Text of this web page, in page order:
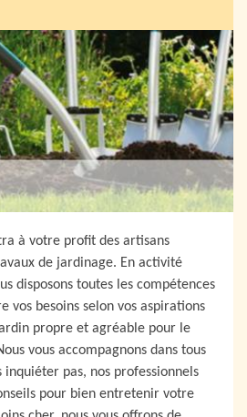
à votre profit des artisans
de jardinage. En activité
disposons toutes les compétences
vos besoins selon vos aspirations
propre et agréable pour le
vous accompagnons dans tous
inquiéter pas, nos professionnels
pour bien entretenir votre